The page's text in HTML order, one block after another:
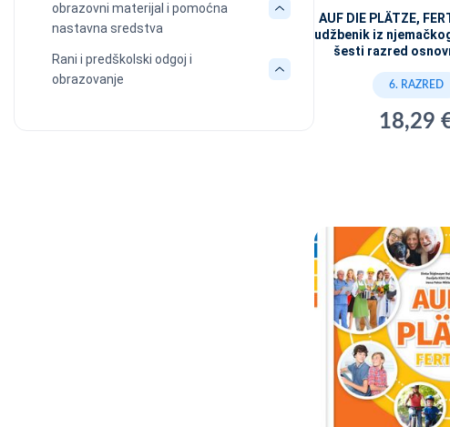
obrazovni materijal i pomoćna
nastavna sredstva
Rani i predškolski odgoj i
obrazovanje
AUF DIE PLÄTZE,
udžbenik iz
šesti razred
6. RAZRED
18,29